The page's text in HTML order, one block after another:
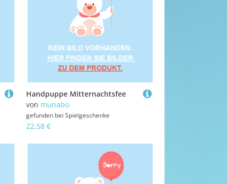
Handpuppe Mitternachtsfee
von munabo
gefunden bei Spielgeschenke
22,58 €